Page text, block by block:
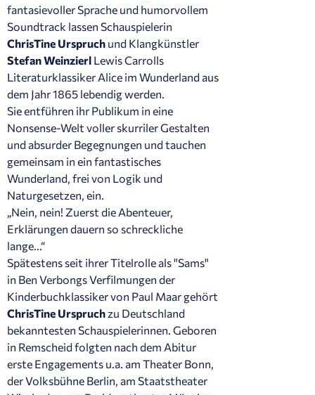
fantasievoller Sprache und humorvollem
Soundtrack lassen Schauspielerin
ChrisTine Urspruch und Klangkünstler
Stefan Weinzierl Lewis Carrolls
Literaturklassiker Alice im Wunderland aus
dem Jahr 1865 lebendig werden.
Sie entführen ihr Publikum in eine
Nonsense-Welt voller skurriler Gestalten
und absurder Begegnungen und tauchen
gemeinsam in ein fantastisches
Wunderland, frei von Logik und
Naturgesetzen, ein.
„Nein, nein! Zuerst die Abenteuer,
Erklärungen dauern so schreckliche
lange...“
Spätestens seit ihrer Titelrolle als "Sams"
in Ben Verbongs Verfilmungen der
Kinderbuchklassiker von Paul Maar gehört
ChrisTine Urspruchzu Deutschland
bekanntesten Schauspielerinnen. Geboren
in Remscheid folgten nach dem Abitur
erste Engagements u.a. am Theater Bonn,
der Volksbühne Berlin, am Staatstheater